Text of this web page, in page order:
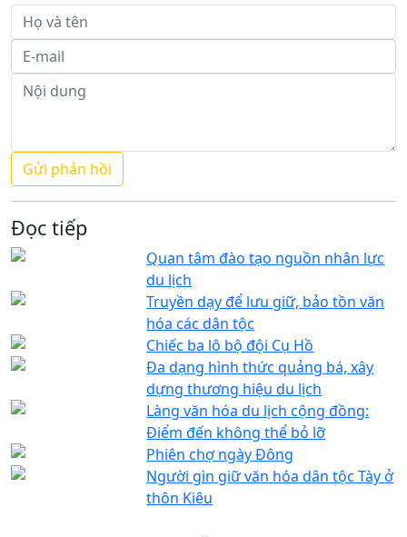
Đọc tiếp
Quan tâm đào tạo nguồn nhân lực
du lịch
Truyền dạy để lưu giữ, bảo tồn văn
hóa các dân tộc
Chiếc ba lô bộ đội Cụ Hồ
Đa dạng hình thức quảng bá, xây
dựng thương hiệu du lịch
Làng văn hóa du lịch cộng đồng:
Điểm đến không thể bỏ lỡ
Phiên chợ ngày Đông
Người gìn giữ văn hóa dân tộc Tày ở
thôn Kiêu